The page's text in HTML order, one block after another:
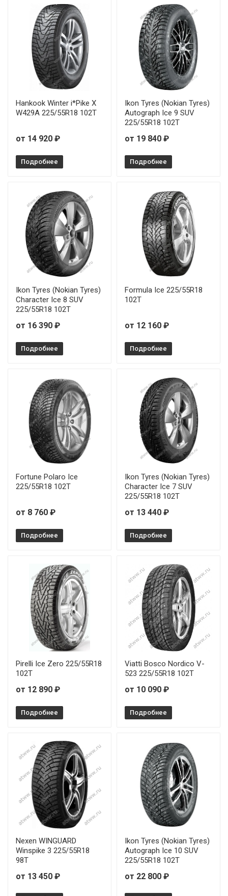
Contyre Arctic Ice 2 235/55R18 104T
Contyre Arctic Ice 2 245/45R20 103T
Hankook Winter i*Pike X
W429A 225/55R18 102T
от 14 920 ₽
Подробнее
Ikon Tyres (Nokian Tyres)
Autograph Ice 9 SUV
225/55R18 102T
от 19 840 ₽
Подробнее
Ikon Tyres (Nokian Tyres)
Character Ice 8 SUV
225/55R18 102T
от 16 390 ₽
Подробнее
Formula Ice 225/55R18
102T
от 12 160 ₽
Подробнее
Fortune Polaro Ice
225/55R18 102T
от 8 760 ₽
Подробнее
Ikon Tyres (Nokian Tyres)
Character Ice 7 SUV
225/55R18 102T
от 13 440 ₽
Подробнее
Pirelli Ice Zero 225/55R18
102T
от 12 890 ₽
Подробнее
Viatti Bosco Nordico V-
523 225/55R18 102T
от 10 090 ₽
Подробнее
Nexen WINGUARD
Winspike 3 225/55R18
98T
от 13 450 ₽
Ikon Tyres (Nokian Tyres)
Autograph Ice 10 SUV
225/55R18 102T
от 22 800 ₽